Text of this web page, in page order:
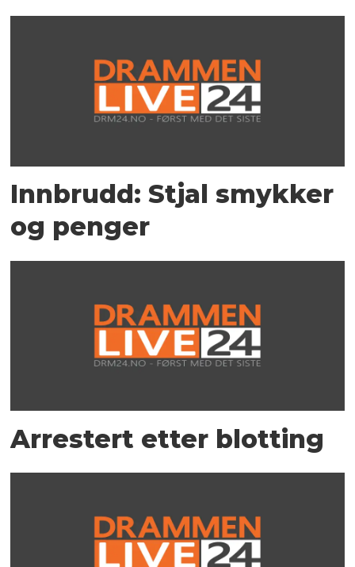
Innbrudd: Stjal smykker
og penger
Arrestert etter blotting